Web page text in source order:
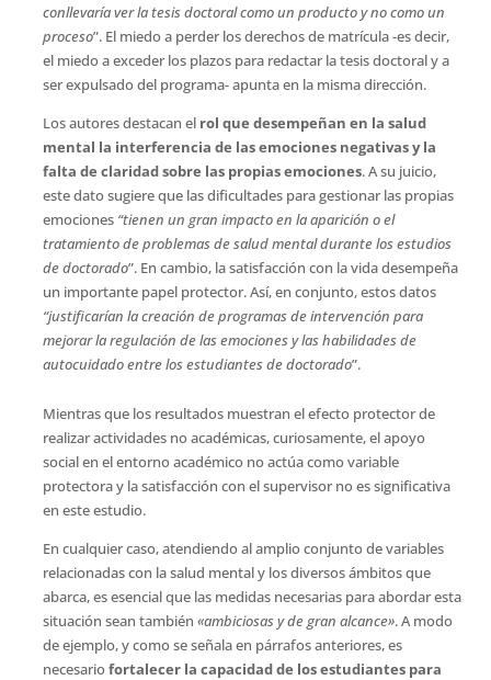
conllevaría ver la tesis doctoral como un producto y no como un
proceso”. El miedo a perder los derechos de matrícula -es decir,
el miedo a exceder los plazos para redactar la tesis doctoral y a
ser expulsado del programa- apunta en la misma dirección.
Los autores destacan el rol que desempeñan en la salud
mental la interferencia de las emociones negativas y la
falta de claridad sobre las propias emociones. A su juicio,
este dato sugiere que las dificultades para gestionar las propias
emociones “tienen un gran impacto en la aparición o el
tratamiento de problemas de salud mental durante los estudios
de doctorado”. En cambio, la satisfacción con la vida desempeña
un importante papel protector. Así, en conjunto, estos datos
“justificarían la creación de programas de intervención para
mejorar la regulación de las emociones y las habilidades de
autocuidado entre los estudiantes de doctorado”.
Mientras que los resultados muestran el efecto protector de
realizar actividades no académicas, curiosamente, el apoyo
social en el entorno académico no actúa como variable
protectora y la satisfacción con el supervisor no es significativa
en este estudio.
En cualquier caso, atendiendo al amplio conjunto de variables
relacionadas con la salud mental y los diversos ámbitos que
abarca, es esencial que las medidas necesarias para abordar esta
situación sean también «ambiciosas y de gran alcance». A modo
de ejemplo, y como se señala en párrafos anteriores, es
necesariofortalecer la capacidad de los estudiantes para